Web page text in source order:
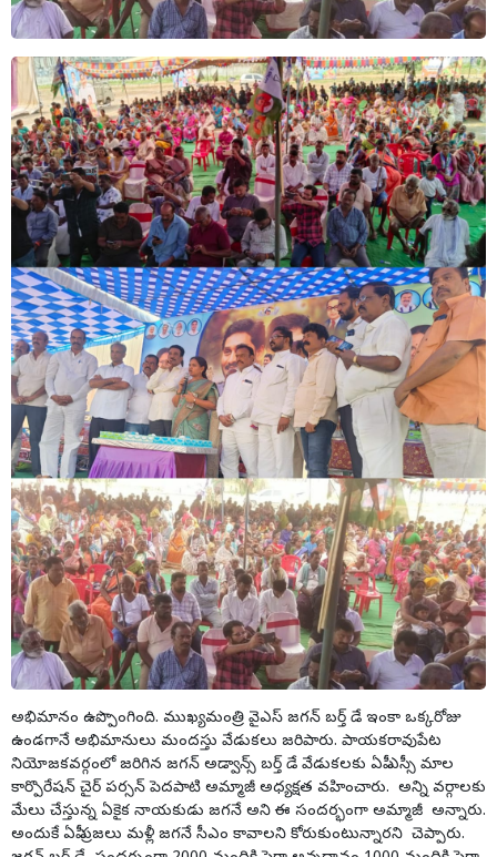
అభిమానం ఉప్పొంగింది. ముఖ్యమంత్రి వైఎస్ జగన్ బర్త్ డే ఇంకా ఒక్కరోజు
ఉండగానే అభిమానులు మందస్తు వేడుకలు జరిపారు. పాయకరావుపేట
నియోజకవర్గంలో జరిగిన జగన్ అడ్వాన్స్ బర్త్ డే వేడుకలకు ఏపీ ఎస్సీ మాల
కార్పొరేషన్ చైర్ పర్సన్ పెదపాటి అమ్మాజీ అధ్యక్షత వహించారు. అన్ని వర్గాలకు
మేలు చేస్తున్న ఏకైక నాయకుడు జగనే అని ఈ సందర్భంగా అమ్మాజీ అన్నారు.
అందుకే ఏపీ ప్రజలు మళ్లీ జగనే సీఎం కావాలని కోరుకుంటున్నారని చెప్పారు.